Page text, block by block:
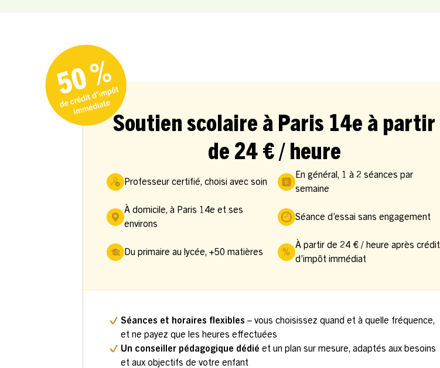
Soutien scolaire à Paris 14e à partir
de 24 € / heure
Professeur certifié, choisi avec soin
À domicile, à Paris 14e et ses
environs
Du primaire au lycée, +50 matières
En général, 1 à 2 séances par
semaine
Séance d’essai sans engagement
À partir de 24 € / heure après crédit
d’impôt immédiat
Séances et horaires flexibles – vous choisissez quand et à quelle fréquence,
et ne payez que les heures effectuées
Un conseiller pédagogique dédié et un plan sur mesure, adaptés aux besoins
et aux objectifs de votre enfant